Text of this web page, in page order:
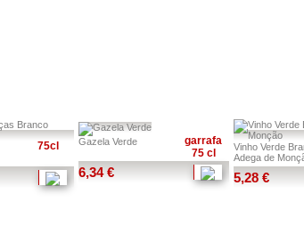
75cl Gazela Verde
garrafa
75 cl
6,34 €
Vinho Verde
Adega de
5,28 €